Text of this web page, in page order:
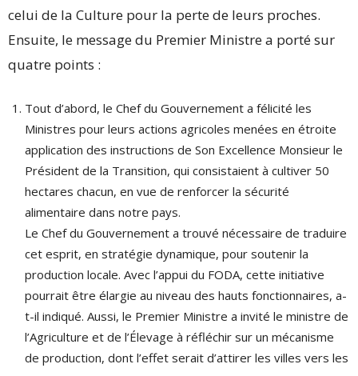
celui de la Culture pour la perte de leurs proches.
Ensuite, le message du Premier Ministre a porté sur
quatre points :
Tout d’abord, le Chef du Gouvernement a félicité les
Ministres pour leurs actions agricoles menées en étroite
application des instructions de Son Excellence Monsieur le
Président de la Transition, qui consistaient à cultiver 50
hectares chacun, en vue de renforcer la sécurité
alimentaire dans notre pays.
Le Chef du Gouvernement a trouvé nécessaire de traduire
cet esprit, en stratégie dynamique, pour soutenir la
production locale. Avec l’appui du FODA, cette initiative
pourrait être élargie au niveau des hauts fonctionnaires, a-
t-il indiqué. Aussi, le Premier Ministre a invité le ministre de
l’Agriculture et de l’Élevage à réfléchir sur un mécanisme
de production, dont l’effet serait d’attirer les villes vers les